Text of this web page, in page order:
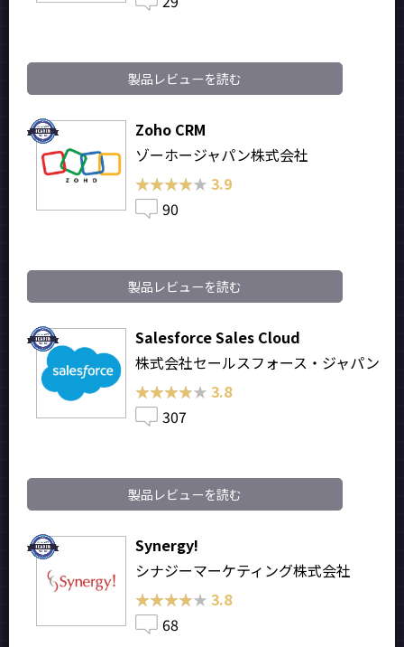
製品レビューを読む
Zoho CRM
ゾーホージャパン株式会社
★★★★★
★★★★★ 3.9
90
製品レビューを読む
Salesforce Sales Cloud
株式会社セールスフォース・ジャパン
★★★★★
★★★★★ 3.8
307
製品レビューを読む
Synergy!
シナジーマーケティング株式会社
★★★★★
★★★★★ 3.8
68